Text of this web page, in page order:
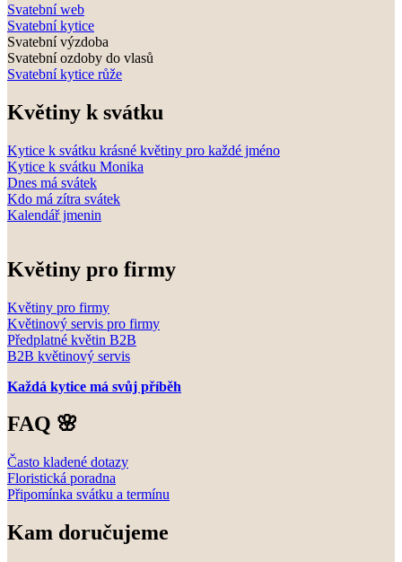
Svatební web
Svatební kytice
Svatební výzdoba
Svatební ozdoby do vlasů
Svatební kytice růže
Květiny k svátku
Kytice k svátku krásné květiny pro každé jméno
Kytice k svátku Monika
Dnes má svátek
Kdo má zítra svátek
Kalendář jmenin
Květiny pro firmy
Květiny pro firmy
Květinový servis pro firmy
Předplatné květin B2B
B2B květinový servis
Každá kytice má svůj příběh
FAQ 🌸
Často kladené dotazy
Floristická poradna
Připomínka svátku a termínu
Kam doručujeme